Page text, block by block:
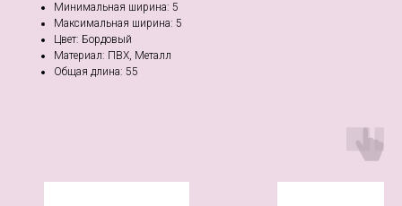
Минимальная ширина: 5
Максимальная ширина: 5
Цвет: Бордовый
Материал: ПВХ, Металл
Общая длина: 55